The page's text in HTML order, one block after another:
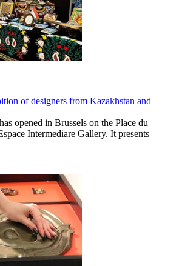
of designers from Kazakhstan and
opened in Brussels on the Place du
Intermediare Gallery. It presents